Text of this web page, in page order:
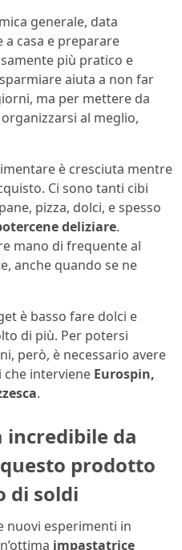
generale, data
casa e preparare
più pratico e
aiuta a non far
ma per mettere da
al meglio,
è cresciuta mentre
Ci sono tanti cibi
pizza, dolci, e spesso
deliziare.
mano di frequente al
anche quando se ne
è basso fare dolci e
di più. Per potersi
però, è necessario avere
interviene Eurospin,
.
incredibile da
prodotto
di soldi
nuovi esperimenti in
impastatrice